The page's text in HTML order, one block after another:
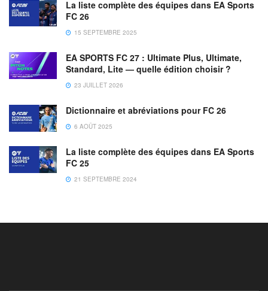
La liste complète des équipes dans EA Sports
FC 26
15 SEPTEMBRE 2025
EA SPORTS FC 27 : Ultimate Plus, Ultimate,
Standard, Lite — quelle édition choisir ?
23 JUILLET 2026
Dictionnaire et abréviations pour FC 26
6 AOÛT 2025
La liste complète des équipes dans EA Sports
FC 25
21 SEPTEMBRE 2024